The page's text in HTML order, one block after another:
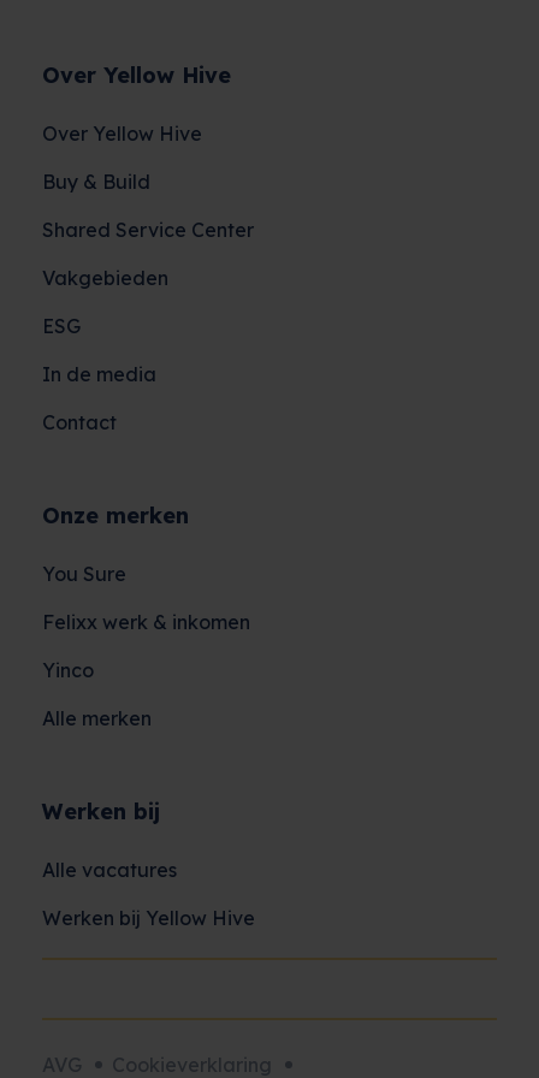
Over Yellow Hive
Over Yellow Hive
Buy & Build
Shared Service Center
Vakgebieden
ESG
In de media
Contact
Onze merken
You Sure
Felixx werk & inkomen
Yinco
Alle merken
Werken bij
Alle vacatures
Werken bij Yellow Hive
AVG Cookieverklaring